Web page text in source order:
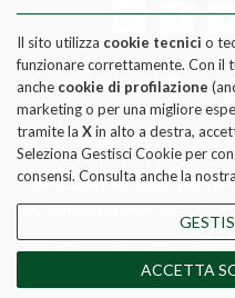
Pubblicazione realizzata
europeo per l'agricoltura
delle attività previste dal
Social media policy|
DIRETTORE
Il sito utilizza cookie tecnici o
funzionare correttamente. Con il
anche cookie di profilazione
marketing o per una migliore
tramite la Xin alto a destra,
Seleziona Gestisci Cookie per
consensi. Consulta anche la nostra
ACCETTA